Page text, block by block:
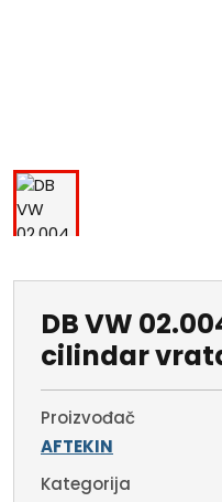
DB VW
cilindar
Proizvođač
AFTEKIN
Kategorija